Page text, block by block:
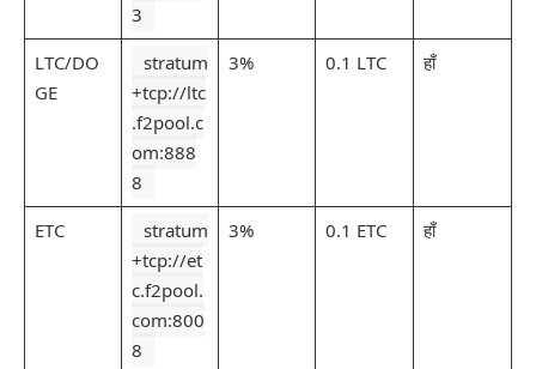
3
LTC/DO
GE
stratum
+tcp://ltc
.f2pool.c
om:888
8
3% 0.1 LTC हाँ
ETC
stratum
+tcp://et
c.f2pool.
com:800
8
3% 0.1 ETC हाँ